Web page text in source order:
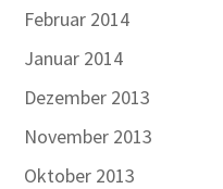
Februar 2014
Januar 2014
Dezember 2013
November 2013
Oktober 2013